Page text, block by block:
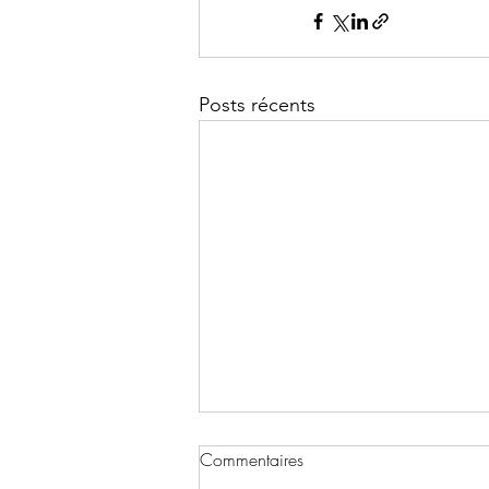
Posts récents
Commentaires